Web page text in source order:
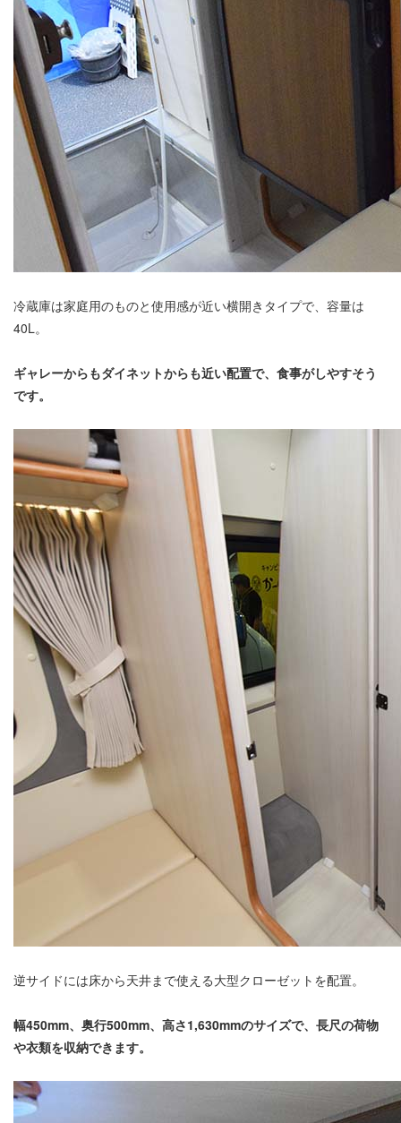
冷蔵庫は家庭用のものと使用感が近い横開きタイプで、容量は
40L。
ギャレーからもダイネットからも近い配置で、食事がしやすそう
です。
逆サイドには床から天井まで使える大型クローゼットを配置。
幅450mm、奥行500mm、高さ1,630mmのサイズで、長尺の荷物
や衣類を収納できます。